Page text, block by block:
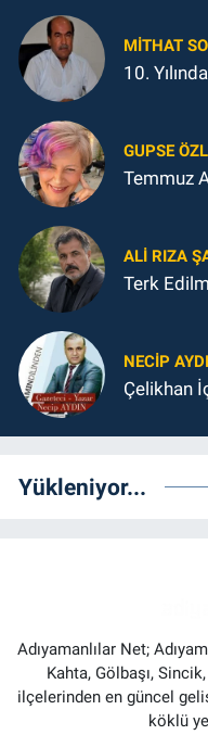
MITHAT
10.
GUPSE
Temmuz
ALI RIZA
Terk
NECIP
Çelikhan
Yükleniyor...
Adıyamanlılar Net;
Kahta, Gölbaşı,
ilçelerinden en güncel
köklü